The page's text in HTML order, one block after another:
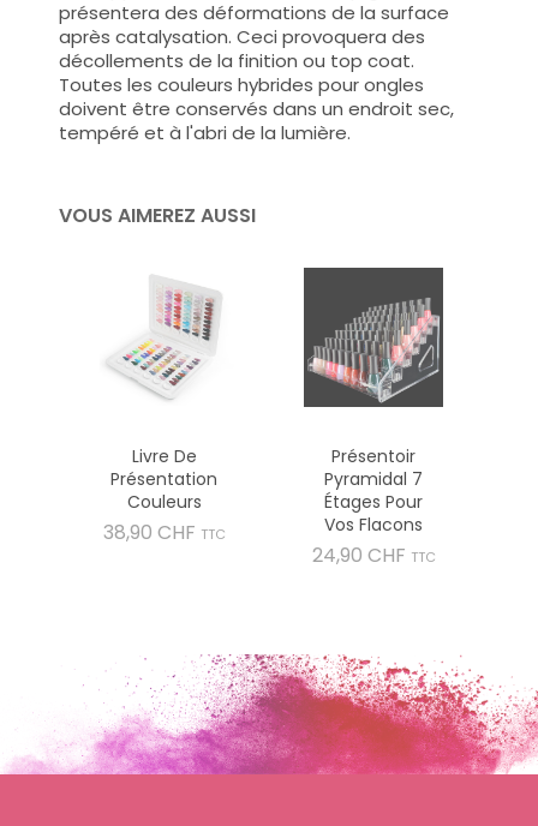
présentera des déformations de la surface
après catalysation. Ceci provoquera des
décollements de la finition ou top coat.
Toutes les couleurs hybrides pour ongles
doivent être conservés dans un endroit sec,
tempéré et à l'abri de la lumière.
VOUS AIMEREZ AUSSI
Livre De
Présentation
Couleurs
38,90 CHF Prix
TTC
Présentoir
Pyramidal 7
Étages Pour
Vos Flacons
24,90 CHF Prix
TTC